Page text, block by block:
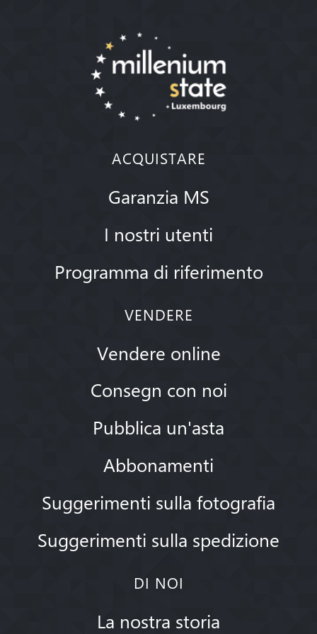
ACQUISTARE
Garanzia MS
I nostri utenti
Programma di riferimento
VENDERE
Vendere online
Consegn con noi
Pubblica un'asta
Abbonamenti
Suggerimenti sulla fotografia
Suggerimenti sulla spedizione
DI NOI
La nostra storia